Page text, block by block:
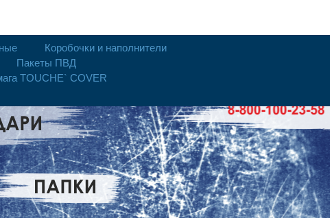
Коробочки и наполнители
Пакеты ПВД
TOUCHE` COVER